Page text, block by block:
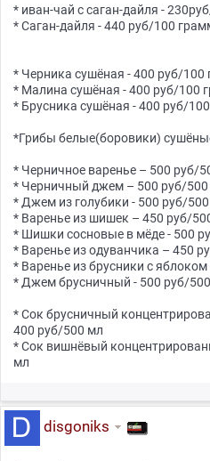
* иван-чай с саган-дайля -
* Саган-дайля - 440 руб/100
* Черника сушёная - 400 руб/100
* Малина сушёная - 400 руб/100
* Брусника сушёная - 400 руб/
*Грибы белые(боровики)
* Черничное варенье – 500 руб/
* Черничный джем – 500 руб/
* Джем из голубики - 500 руб/
* Варенье из шишек – 450 руб/
* Шишки сосновые в мёде - 500
* Варенье из одуванчика – 450
* Варенье из брусники с
* Джем брусничный - 500 руб/
* Сок брусничный
400 руб/500 мл
* Сок вишнёвый
мл
disgoniks